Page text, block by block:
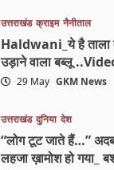
उत्तराखंड क्राइम नैनीताल
Haldwani_ये है ताला
उड़ाने वाला बब्लू
29 May GKM News
उत्तराखंड दुनिया देश
“लोग टूट जाते हैं…”
लहजा ख़ामोश हो गया_